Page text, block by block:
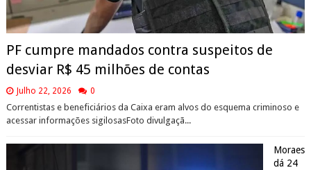
PF cumpre mandados contra suspeitos de
desviar R$ 45 milhões de contas
Julho 22, 2026 0
Correntistas e beneficiários da Caixa eram alvos do esquema criminoso e
acessar informações sigilosasFoto divulgaçã...
Moraes
dá 24